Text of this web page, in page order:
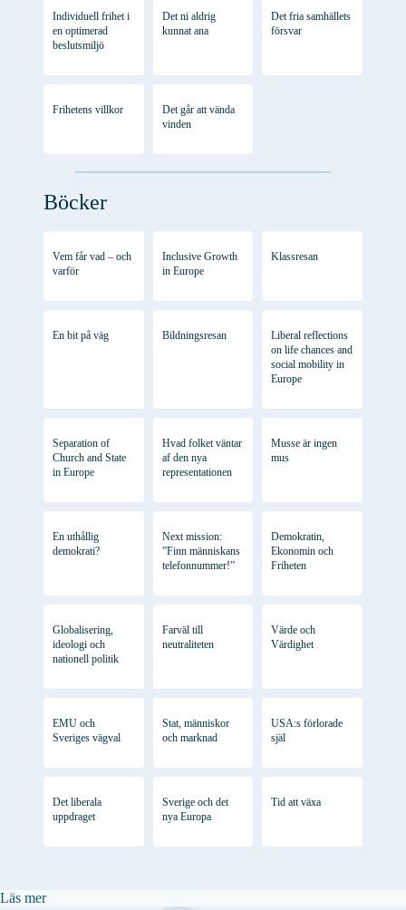
Individuell frihet i
en optimerad
beslutsmiljö
Det ni aldrig
kunnat ana
Det fria samhällets
försvar
Frihetens villkor
Det går att vända
vinden
Böcker
Vem får vad – och
varför
Inclusive Growth
in Europe
Klassresan
En bit på väg Bildningsresan
Liberal reflections
on life chances and
social mobility in
Europe
Separation of
Church and State
in Europe
Hvad folket väntar
af den nya
representationen
Musse är ingen
mus
En uthållig
demokrati?
Next mission:
”Finn människans
telefonnummer!”
Demokratin,
Ekonomin och
Friheten
Globalisering,
ideologi och
nationell politik
Farväl till
neutraliteten
Värde och
Värdighet
EMU och
Sveriges vägval
Stat, människor
och marknad
USA:s förlorade
själ
Det liberala
uppdraget
Sverige och det
nya Europa
Tid att växa
Läs mer: